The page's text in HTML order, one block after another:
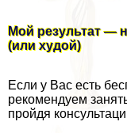
Мой результат —
(или худой)
Если у Вас есть
рекомендуем
пройдя